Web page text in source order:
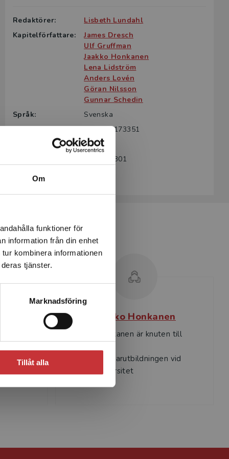
Om
funktioner för
information från din enhet
kombinera informationen
tjänster.
Marknadsföring
Tillåt alla
Redaktörer:
Lisbeth Lundahl
Kapitelförfattare:
James Dresch
Ulf Gruffman
Jaakko Honkanen
Lena Lidström
Anders Lovén
Göran Nilsson
Gunnar Schedin
Språk:
Svenska
9789144173351
Utgivningsår:
2010
33379-SB01
Upplaga:
vid
Jaakko Honkanen
Jaakko Honkanen är knuten till
yrkesvägledarutbildningen vid
Umeå universitet